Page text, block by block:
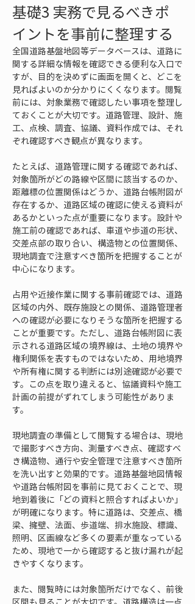
基礎3 実務で見るべきポ
イントを事前に整理する
全国道路基盤地図等データベースは、道路に
関する詳細な情報を確認できる便利な入口で
すが、目的を決めずに画面を開くと、どこを
見ればよいのか分かりにくくなります。閲覧
前には、対象業務で確認したい事項を整理し
ておくことが大切です。道路管理、設計、施
工、点検、調査、協議、資料作成では、それ
ぞれ確認すべき観点が異なります。
たとえば、道路管理に関する確認であれば、
対象箇所がどの路線や区間に該当するのか、
距離標の位置関係はどうか、道路台帳附図が
存在するか、道路区域の確認に使える資料が
あるかといった点が重要になります。設計や
施工前の確認であれば、車道や歩道の形状、
交差点部の取り合い、構造物との位置関係、
現地調査で注意すべき箇所を把握することが
中心になります。
占用や近接作業に関する事前確認では、道路
区域の内外、既存施設との関係、道路管理者
への確認が必要になりそうな箇所を把握する
ことが重要です。ただし、道路台帳附図に表
示される道路区域の境界線は、土地の境界や
権利関係を表すものではないため、用地境界
や所有権に関する判断には別途確認が必要で
す。この点を取り違えると、協議資料や施工
計画の前提がずれてしまう可能性がありま
す。
現地調査の準備として閲覧する場合は、現地
で撮影すべき方向、測量すべき点、確認すべ
き構造物、通行や安全管理で注意すべき箇所
を洗い出すと効果的です。道路基盤地図情報
や道路台帳附図を事前に見ておくことで、現
地到着後に「どの資料と照合すればよいか」
が明確になります。特に道路は、交差点、橋
梁、擁壁、法面、歩道端、排水施設、標識、
照明、区画線など多くの要素が重なっている
ため、現地で一から確認すると抜け漏れが起
きやすくなります。
また、閲覧時には対象箇所だけでなく、前後
区間も見ることが大切です。道路構造は一点